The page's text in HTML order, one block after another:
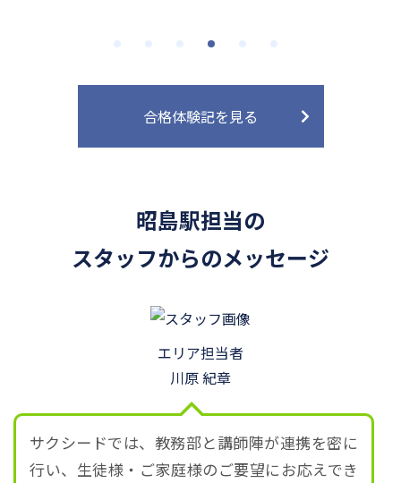
合格体験記を見る
昭島駅担当の
スタッフからのメッセージ
エリア担当者
川原 紀章
サクシードでは、教務部と講師陣が連携を密に
行い、生徒様・ご家庭様のご要望にお応えでき